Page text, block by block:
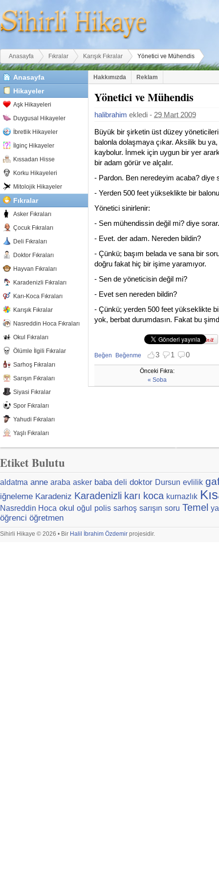
Buradasınız
Anasayfa Fıkralar Karışık Fıkralar Yönetici ve Mühendis
Anasayfa
Hikayeler
Aşk Hikayeleri
Duygusal Hikayeler
İbretlik Hikayeler
İlginç Hikayeler
Kıssadan Hisse
Korku Hikayeleri
Mitolojik Hikayeler
Fıkralar
Asker Fıkraları
Çocuk Fıkraları
Deli Fıkraları
Doktor Fıkraları
Hayvan Fıkraları
Karadenizli Fıkraları
Karı-Koca Fıkraları
Karışık Fıkralar
Nasreddin Hoca Fıkraları
Okul Fıkraları
Ölümle İlgili Fıkralar
Sarhoş Fıkraları
Sarışın Fıkraları
Siyasi Fıkralar
Spor Fıkraları
Yahudi Fıkraları
Yaşlı Fıkraları
Hakkımızda Reklam
Yönetici ve Mühendis
halibrahim ekledi - 29 Mart 2009
Büyük bir şirketin üst düzey
balonla dolaşmaya çıkar. Aksilik bu
kaybolur. İnmek için uygun bir yer
bir adam görür ve alçalır.
- Pardon. Ben neredeyim acaba? diye
- Yerden 500 feet yükseklikte bir
Yönetici sinirlenir:
- Sen mühendissin değil mi? diye sorar.
- Evet. der adam. Nereden bildin?
- Çünkü; başım belada ve sana bir
doğru fakat hiç bir işime yaramıyor.
- Sen de yöneticisin değil mi?
- Evet sen nereden bildin?
- Çünkü; yerden 500 feet yükseklikte
yok, berbat durumdasın. Fakat bu
Beğen
Beğenmekten vazgeç
Beğenme
Beğenmemekten vazgeç
3 1 0
Önceki Fıkra:
« Soba
Etiket Bulutu
aldatma anne araba asker baba deli doktor Dursun evlilik
iğneleme Karadeniz Karadenizli karı koca kurnazlık
Nasreddin Hoca okul oğul polis sarhoş sarışın soru Temel
öğrenci öğretmen
Sihirli Hikaye © 2026 • Bir Halil İbrahim Özdemir projesidir.